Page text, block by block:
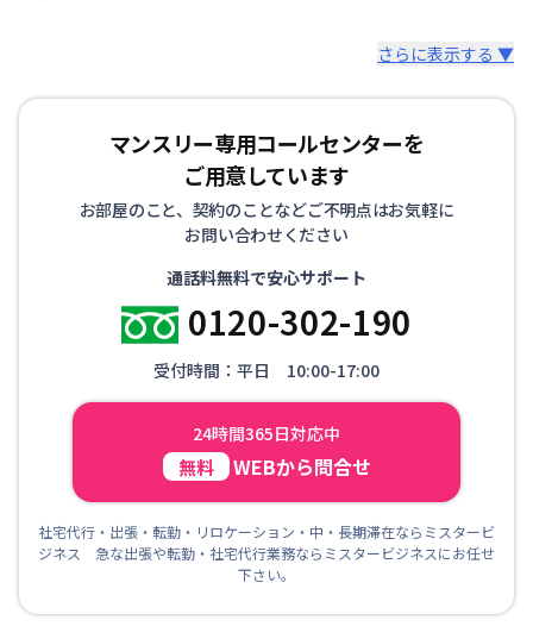
さらに表示する ▼
マンスリー専用コールセンターを
ご用意しています
お部屋のこと、契約のことなどご不明点はお気軽に
お問い合わせください
通話料無料で安心サポート
0120-302-190
受付時間：平日 10:00-17:00
24時間365日対応中
無料 WEBから問合せ
社宅代行・出張・転勤・リロケーション・中・長期滞在ならミスタービ
ジネス 急な出張や転勤・社宅代行業務ならミスタービジネスにお任せ
下さい。